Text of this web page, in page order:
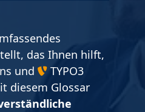
das Ihnen hilft,
und
TYPO3
diesem Glossar